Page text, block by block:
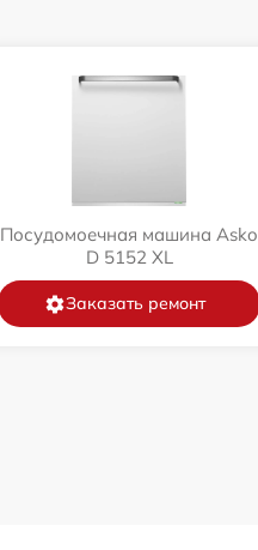
Посудомоечная машина Asko
D 5152 XL
Заказать ремонт